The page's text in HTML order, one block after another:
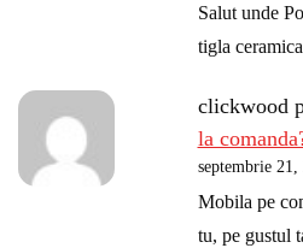
Salut unde
tigla
clickwood
la
septembrie 21,
Mobila pe
tu, pe gustul